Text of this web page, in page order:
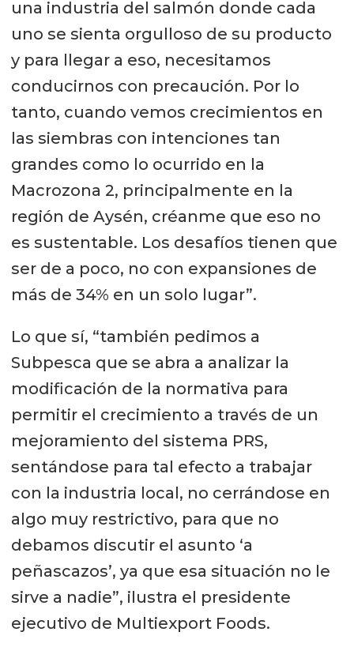
una industria del salmón donde cada
uno se sienta orgulloso de su producto
y para llegar a eso, necesitamos
conducirnos con precaución. Por lo
tanto, cuando vemos crecimientos en
las siembras con intenciones tan
grandes como lo ocurrido en la
Macrozona 2, principalmente en la
región de Aysén, créanme que eso no
es sustentable. Los desafíos tienen que
ser de a poco, no con expansiones de
más de 34% en un solo lugar”.
Lo que sí, “también pedimos a
Subpesca que se abra a analizar la
modificación de la normativa para
permitir el crecimiento a través de un
mejoramiento del sistema PRS,
sentándose para tal efecto a trabajar
con la industria local, no cerrándose en
algo muy restrictivo, para que no
debamos discutir el asunto ‘a
peñascazos’, ya que esa situación no le
sirve a nadie”, ilustra el presidente
ejecutivo de Multiexport Foods.